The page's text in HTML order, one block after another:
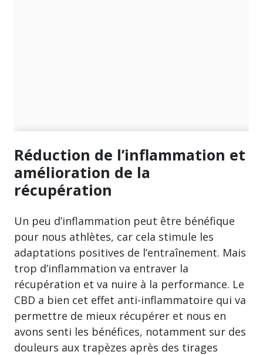
Réduction de l’inflammation et
amélioration de la
récupération
Un peu d’inflammation peut être bénéfique
pour nous athlètes, car cela stimule les
adaptations positives de l’entraînement. Mais
trop d’inflammation va entraver la
récupération et va nuire à la performance. Le
CBD a bien cet effet anti-inflammatoire qui va
permettre de mieux récupérer et nous en
avons senti les bénéfices, notamment sur des
douleurs aux trapèzes après des tirages